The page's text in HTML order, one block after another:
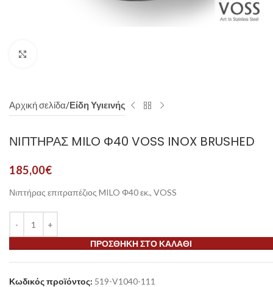
Αρχική σελίδα Είδη Υγιεινής
ΝΙΠΤΗΡΑΣ MILO Φ40 VOSS INOX BRUSHED
185,00€
Νιπτήρας επιτραπέζιος MILO Φ40 εκ., VOSS
ΠΡΟΣΘΉΚΗ ΣΤΟ ΚΑΛΆΘΙ
Κωδικός προϊόντος: 519-V1040-111